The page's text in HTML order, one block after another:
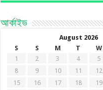
আর্কাইভ
August 2026
S
S M T W
1
2 3 4 5
8
9 10 11 12
15
16 17 18 19